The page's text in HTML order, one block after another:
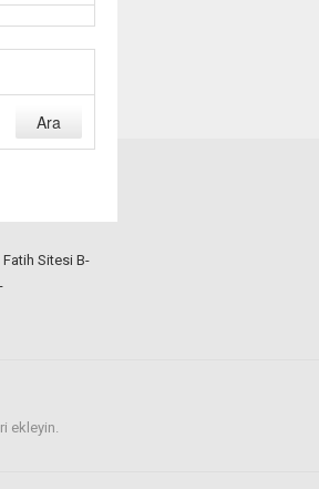
Ara
Sitesi B-
ekleyin.